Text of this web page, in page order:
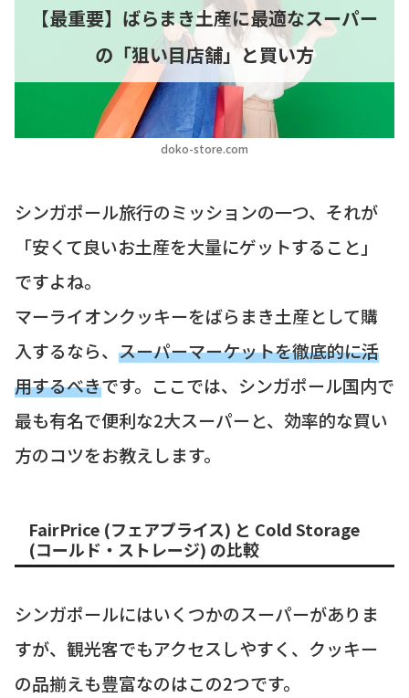
doko-store.com
【最重要】ばらまき土産に最適なスーパー
の「狙い目店舗」と買い方
シンガポール旅行のミッションの一つ、それが
「安くて良いお土産を大量にゲットすること」
ですよね。
マーライオンクッキーをばらまき土産として購
入するなら、 スーパーマーケットを徹底的に活
用するべきです。ここでは、シンガポール国内で
最も有名で便利な2大スーパーと、効率的な買い
方のコツをお教えします。
FairPrice (フェアプライス) と Cold Storage
(コールド・ストレージ) の比較
シンガポールにはいくつかのスーパーがありま
すが、観光客でもアクセスしやすく、クッキー
の品揃えも豊富なのはこの2つです。